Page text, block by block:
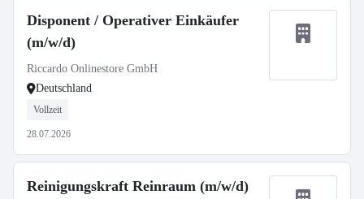
Disponent / Operativer Einkäufer
(m/w/d)
Riccardo Onlinestore GmbH
Deutschland
Vollzeit
28.07.2026
Reinigungskraft Reinraum (m/w/d)